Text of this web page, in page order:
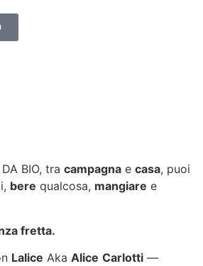
BIO, tra campagna e casa, puoi
bere qualcosa, mangiare e
fretta.
Lalice Aka Alice Carlotti —